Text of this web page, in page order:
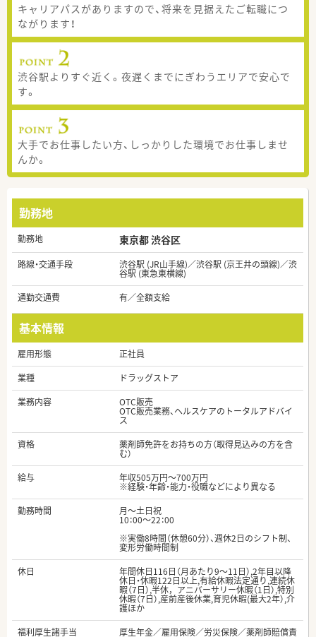
キャリアパスがありますので、将来を見据えたご転職につ
ながります！
渋谷駅よりすぐ近く。夜遅くまでにぎわうエリアで安心で
す。
大手でお仕事したい方、しっかりした環境でお仕事しませ
んか。
勤務地
勤務地 東京都 渋谷区
路線・交通手段 渋谷駅 (JR山手線)／渋谷駅 (京王井の頭線)／渋
谷駅 (東急東横線)
通勤交通費
有／全額支給
基本情報
雇用形態
正社員
業種
ドラッグストア
業務内容
OTC販売
OTC販売業務、ヘルスケアのトータルアドバイ
ス
資格
薬剤師免許をお持ちの方（取得見込みの方を含
む）
給与
年収505万円～700万円
※経験・年齢・能力・役職などにより異なる
勤務時間
月～土日祝
10：00～22：00
※実働8時間（休憩60分）、週休2日のシフト制、
変形労働時間制
休日
年間休日116日（月あたり9～11日）,2年目以降
休日・休暇122日以上,有給休暇法定通り,連続休
暇（7日）,半休，アニバーサリー休暇（1日）,特別
休暇（7日）,産前産後休業,育児休暇(最大2年）,介
護ほか
福利厚生諸手当
厚生年金／雇用保険／労災保険／薬剤師賠償責